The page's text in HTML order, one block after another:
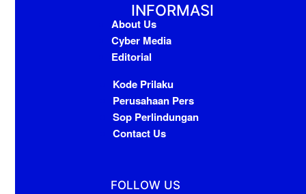
INFORMASI
About Us
Cyber Media
Editorial
Kode Prilaku
Perusahaan Pers
Sop Perlindungan
Contact Us
FOLLOW US